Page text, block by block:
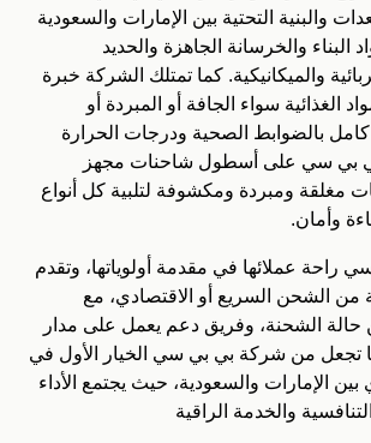
والبنية التحتية بين الإمارات والسعودية
والخرسانة الجاهزة والحديد
والميكانيكية. كما تمتلك الشركة خبرة
الغذائية سواء الجافة أو المبردة أو
كامل بالضوابط الصحية ودرجات الحرارة
بي بي سي على أسطول شاحنات مجهز
مغلقة ومبردة ومكشوفة لتلبية كل أنواع
وأمان.
عملائها في مقدمة أولوياتها، وتقدم
من الشحن السريع أو الاقتصادي، مع
الشحنة، وفريق دعم يعمل على مدار
تجعل من شركة بي بي سي الخيار الأول في
الإمارات والسعودية، حيث يجتمع الأداء
والخدمة الراقية